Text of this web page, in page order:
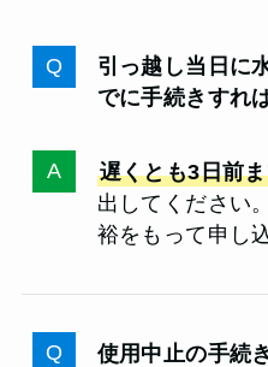
引っ越し当日に
でに手続きすれ
遅くとも3日前
出してください
裕をもって申し
使用中止の手続